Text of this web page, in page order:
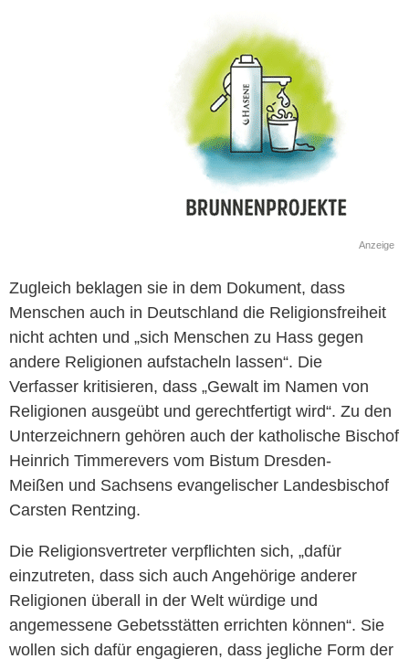
Anzeige
Zugleich beklagen sie in dem Dokument, dass
Menschen auch in Deutschland die Religionsfreiheit
nicht achten und „sich Menschen zu Hass gegen
andere Religionen aufstacheln lassen“. Die
Verfasser kritisieren, dass „Gewalt im Namen von
Religionen ausgeübt und gerechtfertigt wird“. Zu den
Unterzeichnern gehören auch der katholische Bischof
Heinrich Timmerevers vom Bistum Dresden-
Meißen und Sachsens evangelischer Landesbischof
Carsten Rentzing.
Die Religionsvertreter verpflichten sich, „dafür
einzutreten, dass sich auch Angehörige anderer
Religionen überall in der Welt würdige und
angemessene Gebetsstätten errichten können“. Sie
wollen sich dafür engagieren, dass jegliche Form der